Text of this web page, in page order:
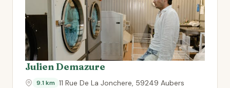
Julien Demazure
9.1 km 11 Rue De La Jonchere, 59249 Aubers